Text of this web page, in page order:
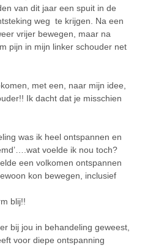
van dit jaar een spuit in de
weg te krijgen. Na een
vrijer bewegen, maar na
pijn in mijn linker schouder net
met een, naar mijn idee,
Ik dacht dat je misschien
was ik heel ontspannen en
voelde ik nou toch?
een volkomen ontspannen
kon bewegen, inclusief
blij!!
bij jou in behandeling geweest,
voor diepe ontspanning